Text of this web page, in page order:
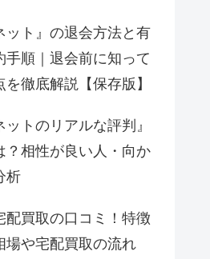
ット』の退会方法と有
手順｜退会前に知って
徹底解説【保存版】
ットのリアルな評判』
？相性が良い人・向か
析
配買取の口コミ！特徴
場や宅配買取の流れ